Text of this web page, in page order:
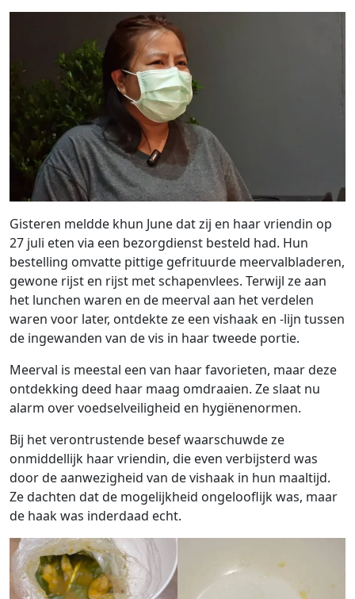
Gisteren meldde khun June dat zij en haar vriendin op
27 juli eten via een bezorgdienst besteld had. Hun
bestelling omvatte pittige gefrituurde meervalbladeren,
gewone rijst en rijst met schapenvlees. Terwijl ze aan
het lunchen waren en de meerval aan het verdelen
waren voor later, ontdekte ze een vishaak en -lijn tussen
de ingewanden van de vis in haar tweede portie.
Meerval is meestal een van haar favorieten, maar deze
ontdekking deed haar maag omdraaien. Ze slaat nu
alarm over voedselveiligheid en hygiënenormen.
Bij het verontrustende besef waarschuwde ze
onmiddellijk haar vriendin, die even verbijsterd was
door de aanwezigheid van de vishaak in hun maaltijd.
Ze dachten dat de mogelijkheid ongelooflijk was, maar
de haak was inderdaad echt.